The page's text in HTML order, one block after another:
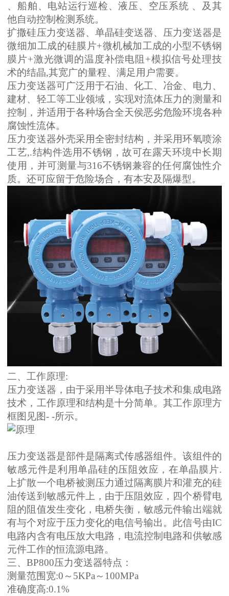
、船舶、电站运行巡检、液压、空压系统 、及其
他自动控制检测系统。
扩撒硅压力变送器、单晶硅变送器、 压力变送器是
微细加工成的硅膜片+微机械加工成的小型不锈钢
膜片+激光微调的温度补偿电阻+模拟信号处理技
术的结晶,其宽广的量程、满足用户需要。
压力变送器可广泛用于石油、化工、冶金、电力、
建材、轻工等工业领域，实现对流体压力的测量和
控制，并适用于各种场合全天侯恶劣危险环境各种
腐蚀性流体。
压力变送器外壳采用全密封结构，并采用环氧喷涂
工艺,.结构件选用不锈钢，故可在露天环境中长期
使用，并可测量与316不锈钢兼容的任何腐蚀性介
质。还可应留于危险场合，有本安及隔爆型。
二、工作原理:
压力变送器，由于采用半导体电子技术和集成电路
技术，工作原理和结构是十分简单。其工作原理方
框图见图- -所示。
压力变送器是部件是隔离式传感器组件。该组件的
敏感元件是利用单晶硅的压阻效应，在单晶膜片.
上扩散一个电桥被测压力通过隔离膜片和灌充的硅
油传送到敏感元件上，由于压阻效应，四个桥臂电
阻的阻值发生变化，电桥失衡，敏感元件输出端就
有与个对应于压力变化的电信号输出。此信号由IC
电路内含有电压放大电路，电流控制电路和供敏感
元件工作的恒流源电路。
三、BP800压力变送器特点：
测量范围宽:0～5KPa～100MPa
准确度高:0.1%